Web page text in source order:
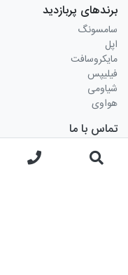
برندهای پربازدید
سامسونگ
اپل
مایکروسافت
فیلیپس
شیاومی
هواوی
تماس با ما
ساعات اداری پاسخگوی شماست.